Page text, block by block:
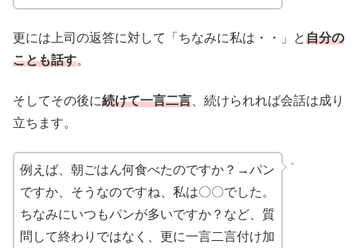
更には上司の返答に対して「ちなみに私は・・」と自分の
ことも話す。
そしてその後に続けて一言二言 、続けられれば会話は成り
立ちます。
例えば、朝ごはん何食べたのですか？→パン
ですか、そうなのですね、私は〇〇でした。
ちなみにいつもパンが多いですか？など、質
問して終わりではなく、更に一言二言付け加